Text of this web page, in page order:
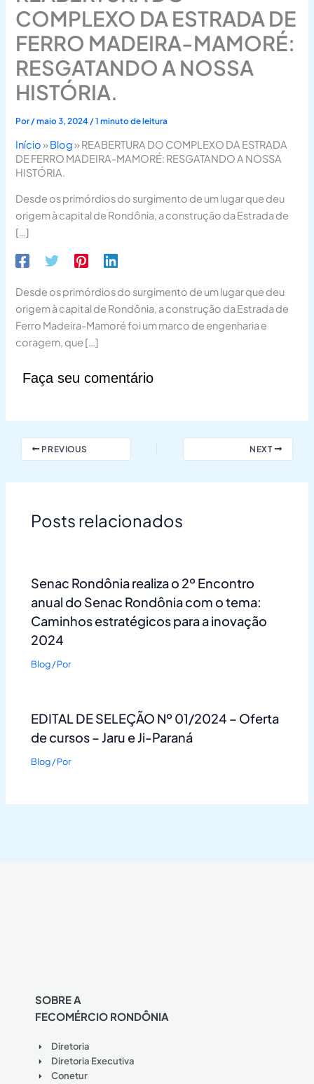
COMPLEXO DA ESTRADA DE
FERRO MADEIRA-MAMORÉ:
RESGATANDO A NOSSA
HISTÓRIA.
Por/maio 3, 2024 /1 minuto de leitura
Início» Blog» REABERTURA DO COMPLEXO DA ESTRADA
DE FERRO MADEIRA-MAMORÉ: RESGATANDO A NOSSA
HISTÓRIA.
Desde os primórdios do surgimento de um lugar que deu
origem à capital de Rondônia, a construção da Estrada de
[…]
Desde os primórdios do surgimento de um lugar que deu
origem à capital de Rondônia, a construção da Estrada de
Ferro Madeira-Mamoré foi um marco de engenharia e
coragem, que […]
Faça seu comentário
PREVIOUS NEXT
Posts relacionados
Senac Rondônia realiza o 2º Encontro
anual do Senac Rondônia com o tema:
Caminhos estratégicos para a inovação
2024
Blog/ Por
EDITAL DE SELEÇÃO Nº 01/2024 – Oferta
de cursos – Jaru e Ji-Paraná
Blog/ Por
SOBRE A
FECOMÉRCIO RONDÔNIA
Diretoria
Diretoria Executiva
Conetur